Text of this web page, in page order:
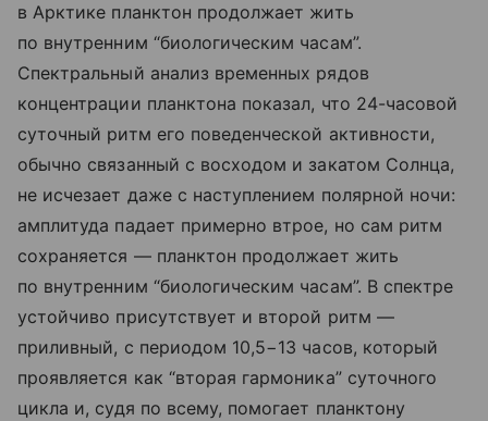
в Арктике планктон продолжает жить
по внутренним “биологическим часам”.
Спектральный анализ временных рядов
концентрации планктона показал, что 24-часовой
суточный ритм его поведенческой активности,
обычно связанный с восходом и закатом Солнца,
не исчезает даже с наступлением полярной ночи:
амплитуда падает примерно втрое, но сам ритм
сохраняется — планктон продолжает жить
по внутренним “биологическим часам”. В спектре
устойчиво присутствует и второй ритм —
приливный, с периодом 10,5−13 часов, который
проявляется как “вторая гармоника” суточного
цикла и, судя по всему, помогает планктону